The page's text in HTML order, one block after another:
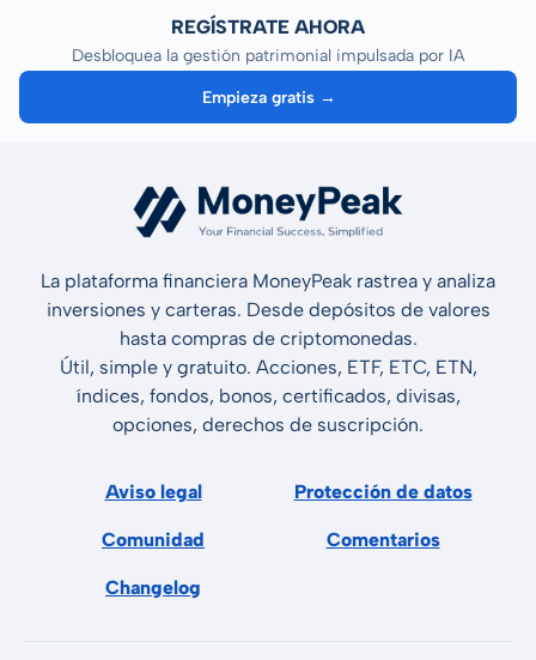
REGÍSTRATE AHORA
Desbloquea la gestión patrimonial impulsada por IA
Empieza gratis →
La plataforma financiera MoneyPeak rastrea y analiza
inversiones y carteras. Desde depósitos de valores
hasta compras de criptomonedas.
Útil, simple y gratuito. Acciones, ETF, ETC, ETN,
índices, fondos, bonos, certificados, divisas,
opciones, derechos de suscripción.
Aviso legal Protección de datos
Comunidad Comentarios
Changelog